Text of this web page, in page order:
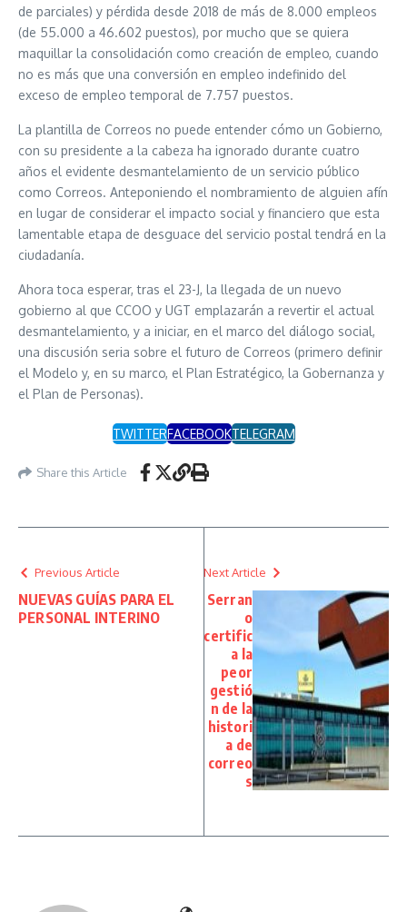
de parciales) y pérdida desde 2018 de más de 8.000 empleos
(de 55.000 a 46.602 puestos), por mucho que se quiera
maquillar la consolidación como creación de empleo, cuando
no es más que una conversión en empleo indefinido del
exceso de empleo temporal de 7.757 puestos.
La plantilla de Correos no puede entender cómo un Gobierno,
con su presidente a la cabeza ha ignorado durante cuatro
años el evidente desmantelamiento de un servicio público
como Correos. Anteponiendo el nombramiento de alguien afín
en lugar de considerar el impacto social y financiero que esta
lamentable etapa de desguace del servicio postal tendrá en la
ciudadanía.
Ahora toca esperar, tras el 23-J, la llegada de un nuevo
gobierno al que CCOO y UGT emplazarán a revertir el actual
desmantelamiento, y a iniciar, en el marco del diálogo social,
una discusión seria sobre el futuro de Correos (primero definir
el Modelo y, en su marco, el Plan Estratégico, la Gobernanza y
el Plan de Personas).
TWITTERFACEBOOKTELEGRAM
Share this Article
Previous Article
NUEVAS GUÍAS PARA EL
PERSONAL INTERINO
Next Article
Serran
o
certific
a la
peor
gestió
n de la
histori
a de
correo
s